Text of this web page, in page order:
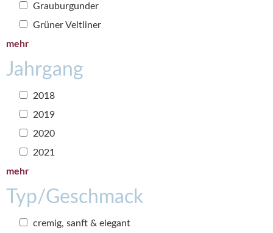
Grauburgunder
Grüner Veltliner
mehr
Jahrgang
2018
2019
2020
2021
mehr
Typ/Geschmack
cremig, sanft & elegant